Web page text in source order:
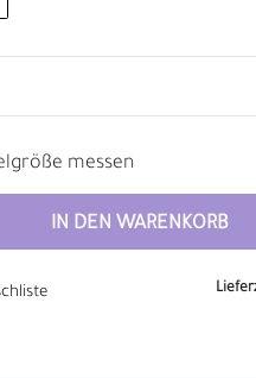
messen
IN DEN WARENKORB